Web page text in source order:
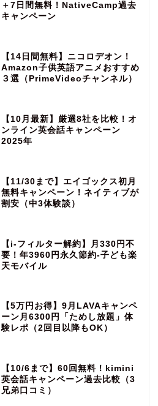
＋7日間無料！NativeCamp過去
キャンペーン
【14日間無料】ニコロデオン！
Amazon子供英語アニメおすすめ
３選（PrimeVideoチャンネル）
【10月最新】厳選8社を比較！オ
ンライン英会話キャンペーン
2025年
【11/30まで】エイゴックス初月
無料キャンペーン！ネイティブが
割安（中3体験談）
【i-フィルター解約】月330円不
要！年3960円永久節約‐子ども楽
天モバイル
【5万円お得】9月LAVAキャンペ
ーン月6300円「ためし放題」体
験レポ（2回目以降もOK）
【10/6まで】60回無料！kimini
英会話キャンペーン過去比較（3
兄弟口コミ）